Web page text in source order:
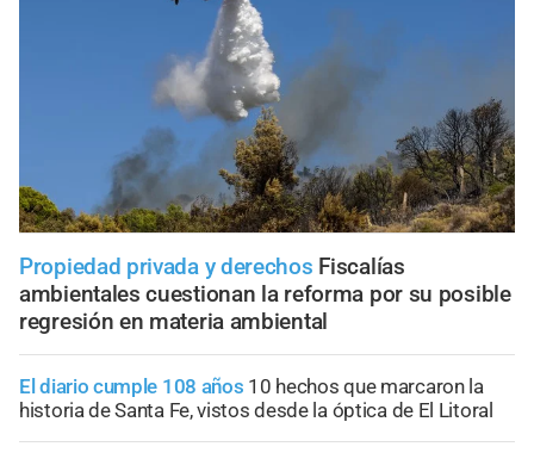
Propiedad privada y derechos Fiscalías
ambientales cuestionan la reforma por su posible
regresión en materia ambiental
El diario cumple 108 años 10 hechos que marcaron la
historia de Santa Fe, vistos desde la óptica de El Litoral